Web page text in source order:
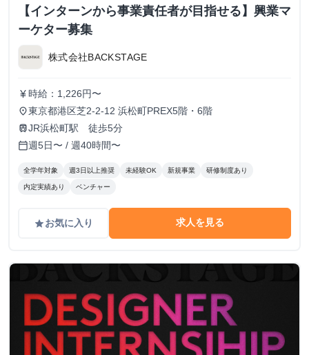
【インターンから事業責任者が目指せる】興業マ
ーケター募集
株式会社BACKSTAGE
currency_yen 時給：1,226円〜
place東京都港区芝2-2-12 浜松町PREX5階・6階
trainJR浜松町駅 徒歩5分
calendar_today週5日〜 / 週40時間〜
全学年対象 週3日以上推奨 未経験OK 新規事業 研修制度あり
内定実績あり ベンチャー
gradeお気に入り 求人を見る